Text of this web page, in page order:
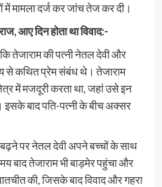
में मामला दर्ज कर जांच तेज कर दी।
आए दिन होता था विवाद:-
तेजाराम की पत्नी नेतल देवी और
से कथित प्रेम संबंध थे। तेजाराम
में मजदूरी करता था, जहां उसे इन
इसके बाद पति-पत्नी के बीच अक्सर
बढ़ने पर नेतल देवी अपने बच्चों के साथ
बाद तेजाराम भी बाड़मेर पहुंचा और
की, जिसके बाद विवाद और गहरा